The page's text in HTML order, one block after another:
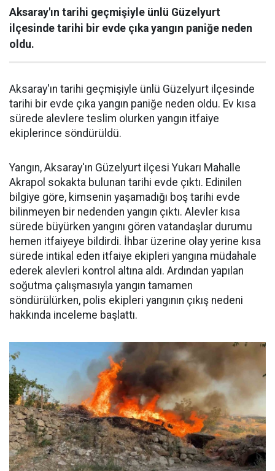
Aksaray'ın tarihi geçmişiyle ünlü Güzelyurt
ilçesinde tarihi bir evde çıka yangın paniğe neden
oldu.
Aksaray'ın tarihi geçmişiyle ünlü Güzelyurt ilçesinde
tarihi bir evde çıka yangın paniğe neden oldu. Ev kısa
sürede alevlere teslim olurken yangın itfaiye
ekiplerince söndürüldü.
Yangın, Aksaray'ın Güzelyurt ilçesi Yukarı Mahalle
Akrapol sokakta bulunan tarihi evde çıktı. Edinilen
bilgiye göre, kimsenin yaşamadığı boş tarihi evde
bilinmeyen bir nedenden yangın çıktı. Alevler kısa
sürede büyürken yangını gören vatandaşlar durumu
hemen itfaiyeye bildirdi. İhbar üzerine olay yerine kısa
sürede intikal eden itfaiye ekipleri yangına müdahale
ederek alevleri kontrol altına aldı. Ardından yapılan
soğutma çalışmasıyla yangın tamamen
söndürülürken, polis ekipleri yangının çıkış nedeni
hakkında inceleme başlattı.